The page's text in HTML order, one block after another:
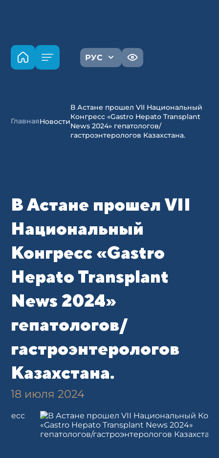
РУС
ГлавнаяНовости
В Астане прошел VII Национальный
Конгресс «Gastro Hepato Transplant
News 2024» гепатологов/
гастроэнтерологов Казахстана.
В Астане прошел VII
Национальный
Конгресс «Gastro
Hepato Transplant
News 2024»
гепатологов/
гастроэнтерологов
Казахстана.
18 июля 2024